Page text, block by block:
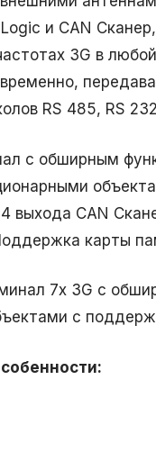
и CAN
3G в
RS 485, RS
c обширным
выхода CAN
карты
7x 3G c
с